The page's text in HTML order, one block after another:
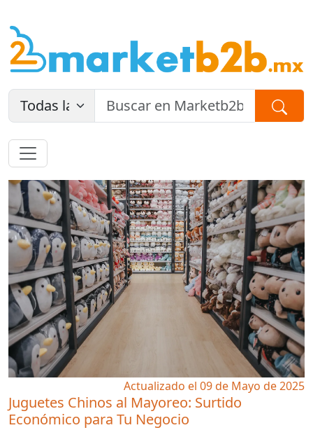
Actualizado el 09 de Mayo de 2025
Juguetes Chinos al Mayoreo: Surtido
Económico para Tu Negocio